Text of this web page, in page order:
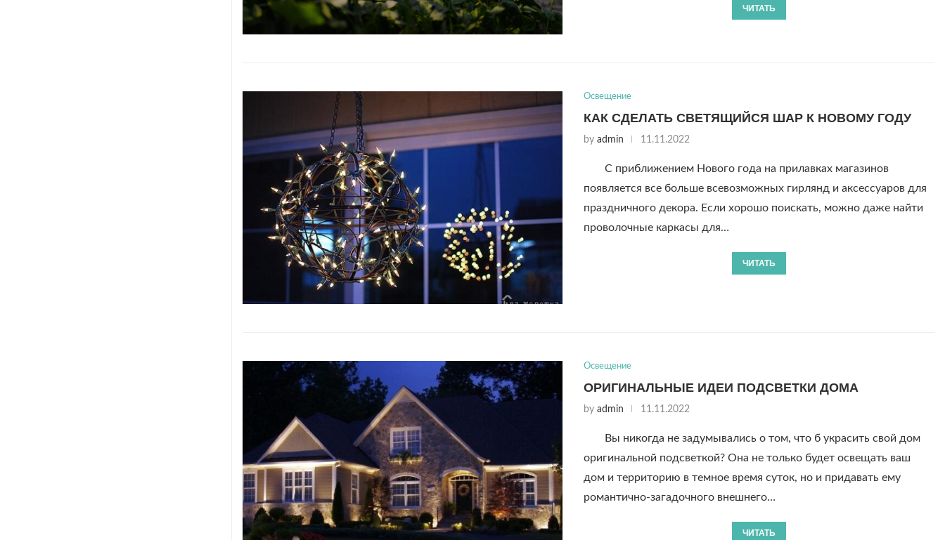
ЧИТАТЬ
Освещение
КАК СДЕЛАТЬ СВЕТЯЩИЙСЯ ШАР К НОВОМУ ГОДУ
byadmin 11.11.2022
С приближением Нового года на прилавках магазинов
появляется все больше всевозможных гирлянд и аксессуаров для
праздничного декора. Если хорошо поискать, можно даже найти
проволочные каркасы для…
ЧИТАТЬ
Освещение
ОРИГИНАЛЬНЫЕ ИДЕИ ПОДСВЕТКИ ДОМА
byadmin 11.11.2022
Вы никогда не задумывались о том, что б украсить свой дом
оригинальной подсветкой? Она не только будет освещать ваш
дом и территорию в темное время суток, но и придавать ему
романтично-загадочного внешнего…
ЧИТАТЬ